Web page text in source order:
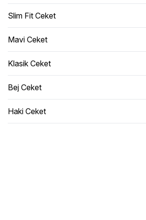
Slim Fit Ceket
Mavi Ceket
Klasik Ceket
Bej Ceket
Haki Ceket